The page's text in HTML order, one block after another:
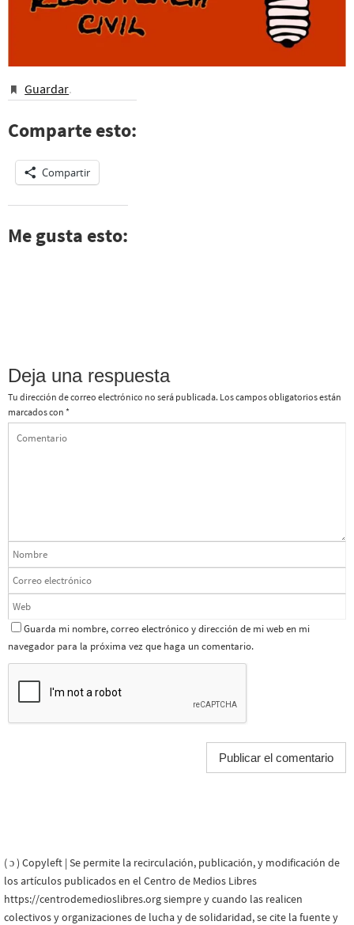
Guardar.
Comparte esto:
Compartir
Me gusta esto:
Deja una respuesta
Tu dirección de correo electrónico no será publicada. Los campos obligatorios están
marcados con *
Guarda mi nombre, correo electrónico y dirección de mi web en mi
navegador para la próxima vez que haga un comentario.
( ɔ ) Copyleft | Se permite la recirculación, publicación, y modificación de
los artículos publicados en el Centro de Medios Libres
https://centrodemedioslibres.org siempre y cuando las realicen
colectivos y organizaciones de lucha y de solidaridad, se cite la fuente y